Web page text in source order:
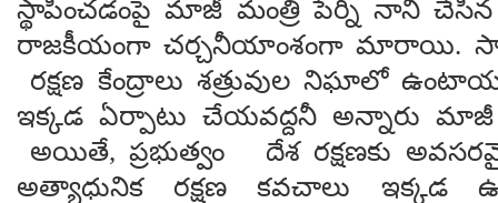
స్థాపించ‌డంపై మాజీ మంత్రి పేర్ని నాని చేసిన
రాజకీయంగా చర్చనీయాంశంగా మారాయి.
రక్షణ కేంద్రాలు శత్రువుల నిఘాలో
ఇక్కడ ఏర్పాటు చేయవద్దనీ అన్నారు మాజీ
అయితే, ప్రభుత్వం దేశ రక్షణకు
అత్యాధునిక రక్షణ కవచాలు ఇక్కడ